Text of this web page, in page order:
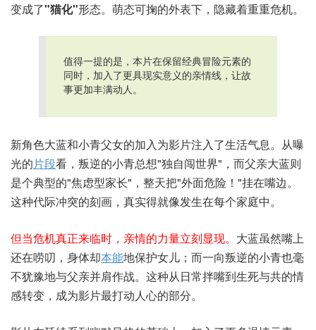
变成了"猫化"形态。萌态可掬的外表下，隐藏着重重危机。
值得一提的是，本片在保留经典冒险元素的
同时，加入了更具现实意义的亲情线，让故
事更加丰满动人。
新角色大蓝和小青父女的加入为影片注入了生活气息。从曝
光的片段看，叛逆的小青总想"独自闯世界"，而父亲大蓝则
是个典型的"焦虑型家长"，整天把"外面危险！"挂在嘴边。
这种代际冲突的刻画，真实得就像发生在每个家庭中。
但当危机真正来临时，亲情的力量立刻显现。 大蓝虽然嘴上
还在唠叨，身体却本能地保护女儿；而一向叛逆的小青也毫
不犹豫地与父亲并肩作战。这种从日常拌嘴到生死与共的情
感转变，成为影片最打动人心的部分。